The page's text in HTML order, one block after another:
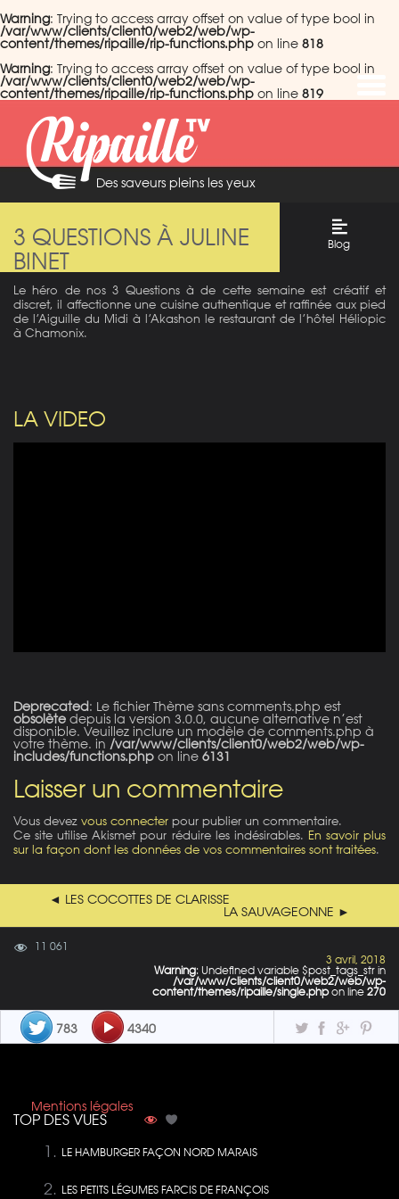
Warning: Trying to access array offset on value of type bool in
/var/www/clients/client0/web2/web/wp-
content/themes/ripaille/rip-functions.php on line 818
Warning: Trying to access array offset on value of type bool in
/var/www/clients/client0/web2/web/wp-
content/themes/ripaille/rip-functions.php on line 819
Des saveurs pleins les yeux
3 QUESTIONS À JULINE
BINET
Blog
Le héro de nos 3 Questions à de cette semaine est créatif et
discret, il affectionne une cuisine authentique et raffinée aux pied
de l’Aiguille du Midi à l’Akashon le restaurant de l’hôtel Héliopic​
à Chamonix.
LA VIDEO
Deprecated: Le fichier Thème sans comments.php est
obsolète depuis la version 3.0.0, aucune alternative n’est
disponible. Veuillez inclure un modèle de comments.php à
votre thème. in /var/www/clients/client0/web2/web/wp-
includes/functions.php on line 6131
Laisser un commentaire
Vous devez vous connecter pour publier un commentaire.
Ce site utilise Akismet pour réduire les indésirables. En savoir plus
sur la façon dont les données de vos commentaires sont traitées.
◄ LES COCOTTES DE CLARISSE
LA SAUVAGEONNE ►
11 061
3 avril, 2018
Warning: Undefined variable $post_tags_str in
/var/www/clients/client0/web2/web/wp-
content/themes/ripaille/single.phpon line 270
783 4340
Mentions légales
TOP DES VUES
LE HAMBURGER FAÇON NORD MARAIS
LES PETITS LÉGUMES FARCIS DE FRANÇOIS